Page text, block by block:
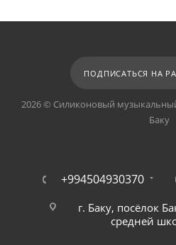
ПОДПИСАТЬСЯ НА
2026 © Силиконовый
Баку
+994504930370
г. Баку, посёлок
средней